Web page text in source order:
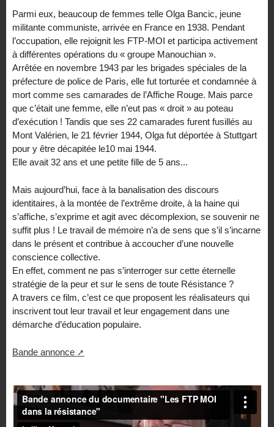
Parmi eux, beaucoup de femmes telle Olga Bancic, jeune
militante communiste, arrivée en France en 1938. Pendant
l’occupation, elle rejoignit les FTP-MOI et participa activement
à différentes opérations du « groupe Manouchian ».
Arrêtée en novembre 1943 par les brigades spéciales de la
préfecture de police de Paris, elle fut torturée et condamnée à
mort comme ses camarades de l’Affiche Rouge. Mais parce
que c’était une femme, elle n’eut pas « droit » au poteau
d’exécution ! Tandis que ses 22 camarades furent fusillés au
Mont Valérien, le 21 février 1944, Olga fut déportée à Stuttgart
pour y être décapitée le10 mai 1944.
Elle avait 32 ans et une petite fille de 5 ans...
Mais aujourd’hui, face à la banalisation des discours
identitaires, à la montée de l’extrême droite, à la haine qui
s’affiche, s’exprime et agit avec décomplexion, se souvenir ne
suffit plus ! Le travail de mémoire n’a de sens que s’il s’incarne
dans le présent et contribue à accoucher d’une nouvelle
conscience collective.
En effet, comment ne pas s’interroger sur cette éternelle
stratégie de la peur et sur le sens de toute Résistance ?
A travers ce film, c’est ce que proposent les réalisateurs qui
inscrivent tout leur travail et leur engagement dans une
démarche d’éducation populaire.
Bande annonce